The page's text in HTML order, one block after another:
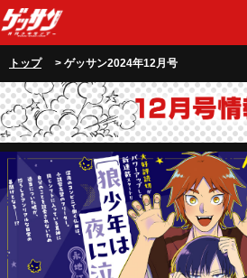
トップ> ゲッサン2024年12月号